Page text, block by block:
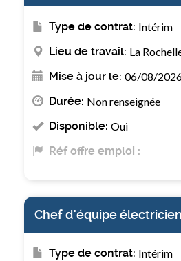
Type de contrat: Intérim
Lieu de travail: La
Mise à jour le: 06/08/
Durée: Non renseignée
Disponible: Oui
Réf offre emploi :
Chef d'équipe
Type de contrat: Intérim